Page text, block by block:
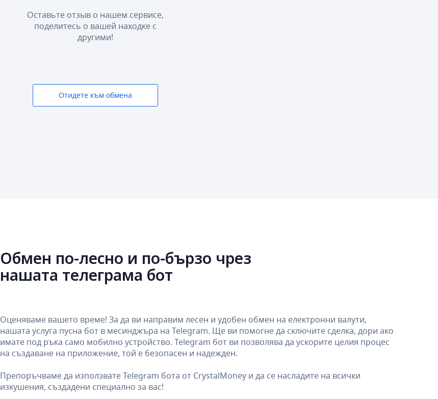
Оставьте отзыв о нашем сервисе,
поделитесь о вашей находке с
другими!
Отидете към обмена
Обмен по-лесно и по-бързо чрез
нашата телеграма бот
Оценяваме вашето време! За да ви направим лесен и удобен обмен на електронни валути,
нашата услуга пусна бот в месинджъра на Telegram. Ще ви помогне да сключите сделка, дори ако
имате под ръка само мобилно устройство. Telegram бот ви позволява да ускорите целия процес
на създаване на приложение, той е безопасен и надежден.
Препоръчваме да използвате Telegram бота от CrystalMoney и да се насладите на всички
изкушения, създадени специално за вас!